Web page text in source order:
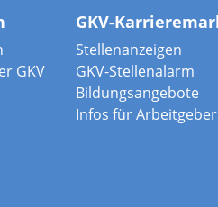
GKV
GKV-
Stellenanzeigen
GKV-Stellenalarm
Bildungsangebote
Infos für Arbeitgeber